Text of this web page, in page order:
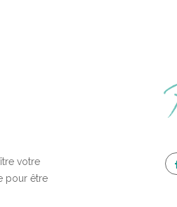
votre
pour être